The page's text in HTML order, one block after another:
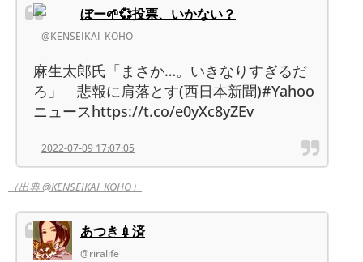
ぼー🌱💞投票、いかない？
@KENSEIKAI_KOHO
麻生太郎氏「まさか…。いきなりすぎるだ
ろ」 悲報に肩落とす(西日本新聞)#Yahoo
ニュースhttps://t.co/e0yXc8yZEv
2022-07-09 17:07:05
（出典 @KENSEIKAI_KOHO）
あつき💉済
@riralife